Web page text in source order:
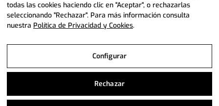
todas las cookies haciendo clic en "Aceptar", o rechazarlas
seleccionando "Rechazar". Para más información consulta
nuestra Política de Privacidad y Cookies.
Configurar
Rechazar
Política de Privacidad y Cookies